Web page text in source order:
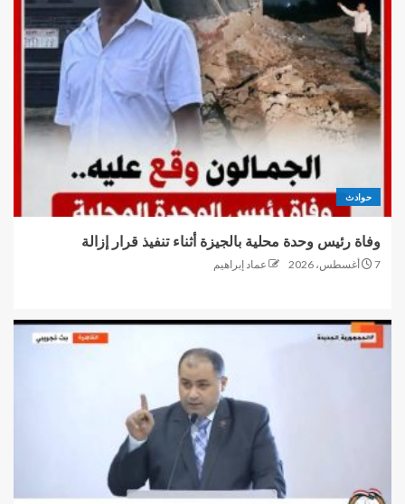
حوادث
وفاة رئيس وحدة محلية بالجيزة أثناء تنفيذ قرار إزالة
7 أغسطس، 2026 عماد إبراهيم